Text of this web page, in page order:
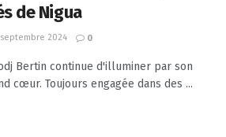
de Nigua
2024 0
Bertin continue d'illuminer par son
cœur. Toujours engagée dans des ...